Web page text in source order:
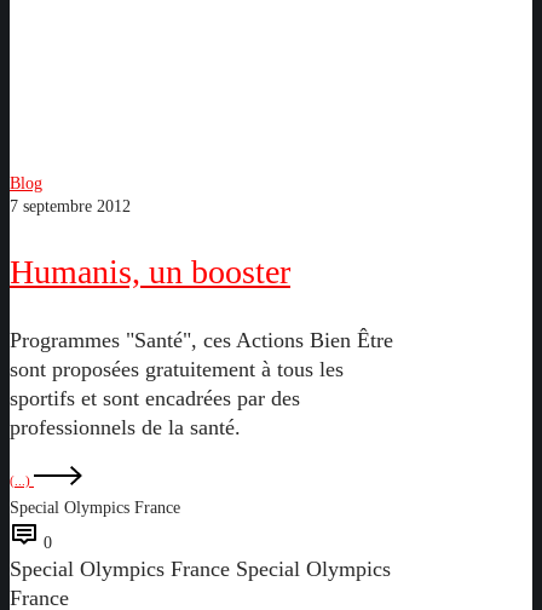
Humanis,
un
Blog
7 septembre 2012
Humanis, un booster
Programmes "Santé", ces Actions Bien Être
sont proposées gratuitement à tous les
sportifs et sont encadrées par des
professionnels de la santé.
(...)
Special Olympics France
0
Special Olympics France Special Olympics
France